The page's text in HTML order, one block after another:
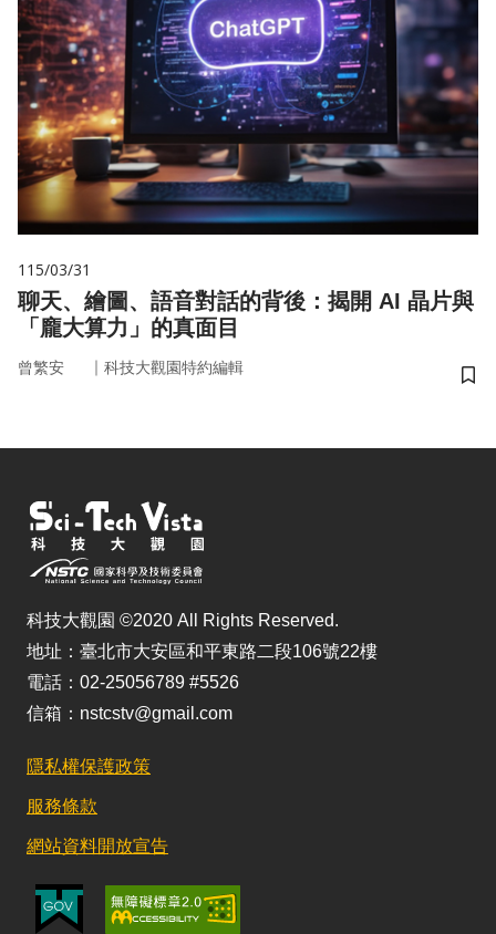
115/03/31
聊天、繪圖、語音對話的背後：揭開 AI 晶片與
「龐大算力」的真面目
曾繁安 ｜ 科技大觀園特約編輯
儲
科技大觀園 ©2020 All Rights Reserved.
地址：臺北市大安區和平東路二段106號22樓
電話：02-25056789 #5526
信箱：nstcstv@gmail.com
隱私權保護政策
服務條款
網站資料開放宣告